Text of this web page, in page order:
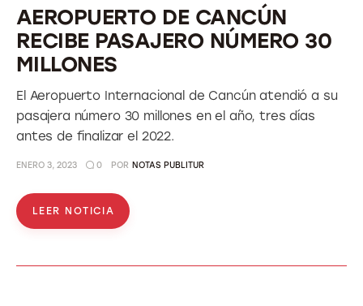
AEROPUERTO DE CANCÚN
RECIBE PASAJERO NÚMERO 30
MILLONES
El Aeropuerto Internacional de Cancún atendió a su
pasajera número 30 millones en el año, tres días
antes de finalizar el 2022.
ENERO 3, 2023 0 POR NOTAS PUBLITUR
LEER NOTICIA